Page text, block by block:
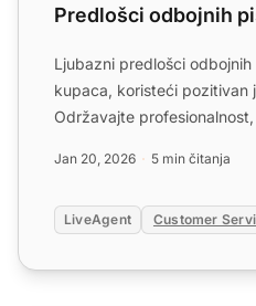
Predlošci odbojnih
Ljubazni predlošci
kupaca, koristeći pozitivan
Održavajte
Jan 20, 2026 5 min čitanja
LiveAgent Customer